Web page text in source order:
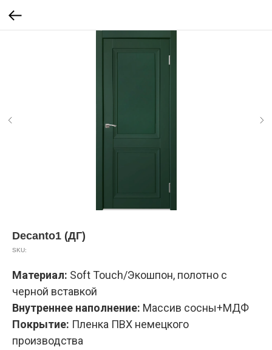
Decanto1 (ДГ)
SKU:
Материал: Soft Touch/Экошпон, полотно с
черной вставкой
Внутреннее наполнение: Массив сосны+МДФ
Покрытие: Пленка ПВХ немецкого
производства